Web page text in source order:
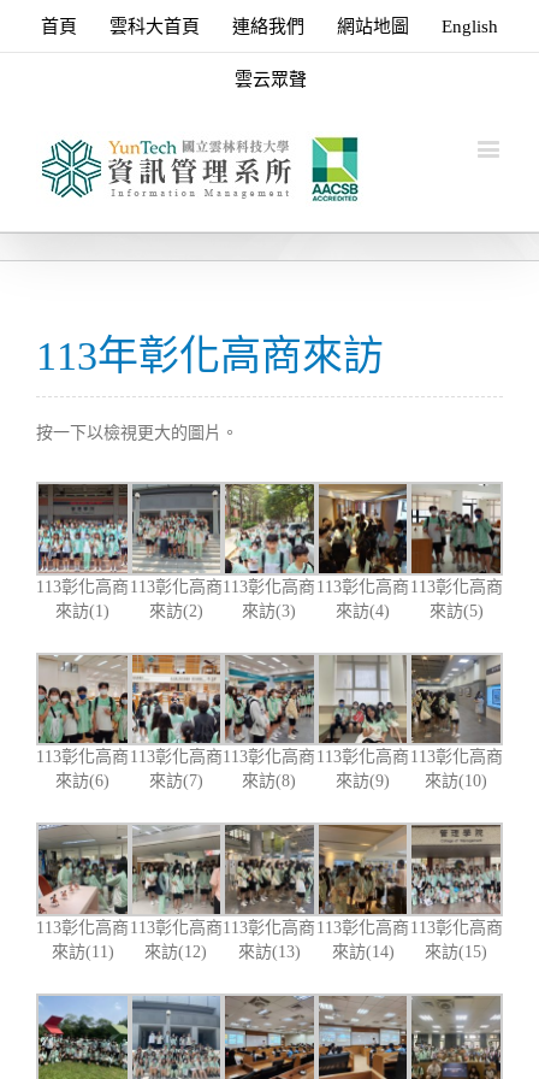
首頁 雲科大首頁 連絡我們 網站地圖 English
雲云眾聲
113年彰化高商來訪
按一下以檢視更大的圖片。
113彰化高商
來訪(1)
113彰化高商
來訪(2)
113彰化高商
來訪(3)
113彰化高商
來訪(4)
113彰化高商
來訪(5)
113彰化高商
來訪(6)
113彰化高商
來訪(7)
113彰化高商
來訪(8)
113彰化高商
來訪(9)
113彰化高商
來訪(10)
113彰化高商
來訪(11)
113彰化高商
來訪(12)
113彰化高商
來訪(13)
113彰化高商
來訪(14)
113彰化高商
來訪(15)